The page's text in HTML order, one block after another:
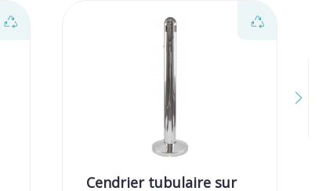
Cendrier tubulaire sur